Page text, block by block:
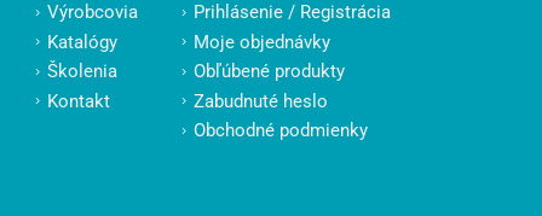
Výrobcovia
Katalógy
Školenia
Kontakt
Prihlásenie / Registrácia
Moje objednávky
Obľúbené produkty
Zabudnuté heslo
Obchodné podmienky